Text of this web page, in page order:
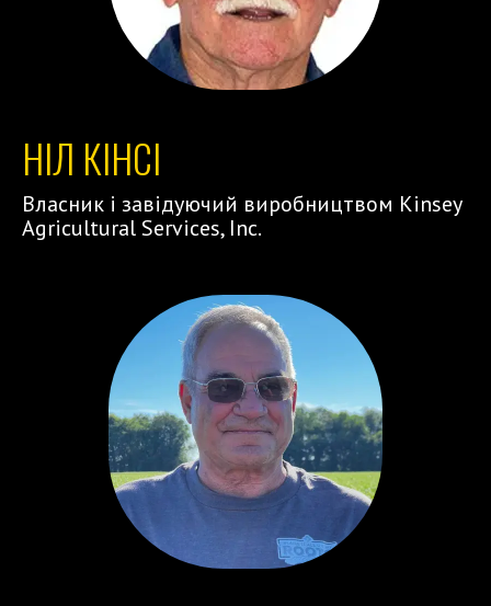
НІЛ КІНСІ
Власник і завідуючий виробництвом Kinsey
Agricultural Services, Inc.